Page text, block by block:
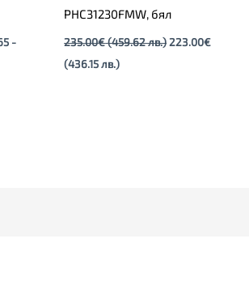
-
PHC31230FMW, бял
235.00€(459.62 лв.)223.00€
(436.15 лв.)